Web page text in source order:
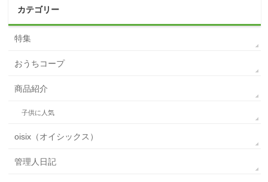
カテゴリー
特集
おうちコープ
商品紹介
子供に人気
oisix（オイシックス）
管理人日記